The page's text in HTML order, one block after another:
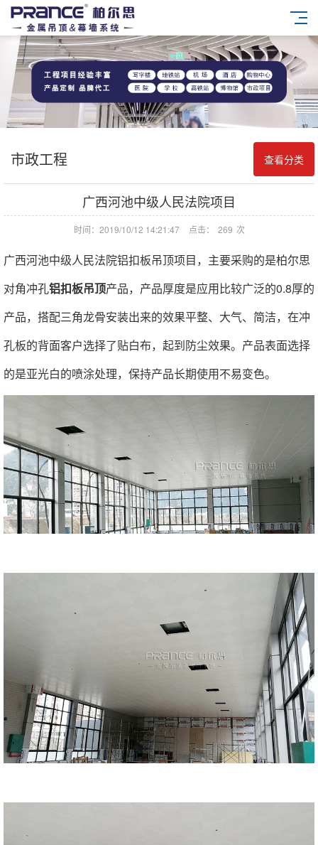
市政工程 查看分类
广西河池中级人民法院项目
时间：2019/10/12 14:21:47 点击： 269 次
广西河池中级人民法院铝扣板吊顶项目，主要采购的是柏尔思
对角冲孔铝扣板吊顶产品，产品厚度是应用比较广泛的0.8厚的
产品，搭配三角龙骨安装出来的效果平整、 大气、 简洁，在冲
孔板的背面客户选择了贴白布，起到防尘效果。产品表面选择
的是亚光白的喷涂处理，保持产品长期使用不易变色。